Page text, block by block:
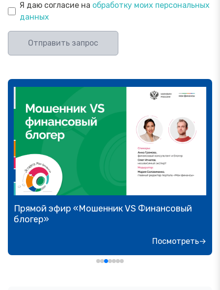
Я даю согласие на обработку моих персональных
данных
Отправить запрос
Прямой эфир «Мошенник VS Финансовый
блогер»
Посмотреть→